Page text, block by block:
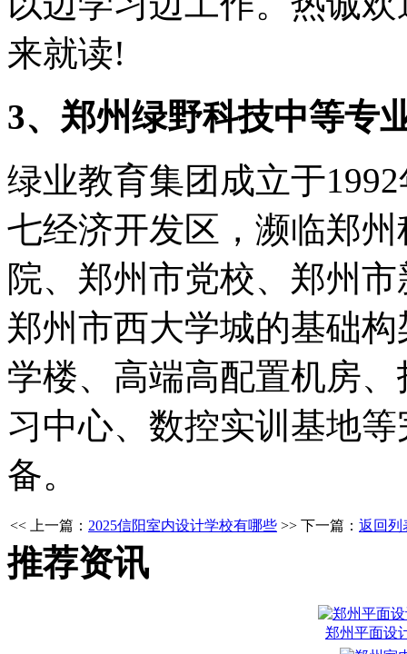
来就读!
3、郑州绿野科技中等专
绿业教育集团成立于
七经济开发区，濒临郑
院、郑州市党校、郑州
郑州市西大学城的基础
学楼、高端高配置机房
习中心、数控实训基地
备。
<< 上一篇： 2025信阳室内设计学校有哪些 >> 下一篇： 返回列
推荐资讯
郑州平面设